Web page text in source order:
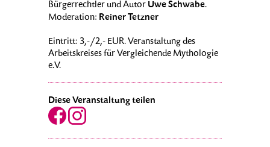
Bürgerrechtler und Autor Uwe Schwabe.
Moderation: Reiner Tetzner
Eintritt: 3,-/2,- EUR. Veranstaltung des
Arbeitskreises für Vergleichende Mythologie
e.V.
Diese Veranstaltung teilen